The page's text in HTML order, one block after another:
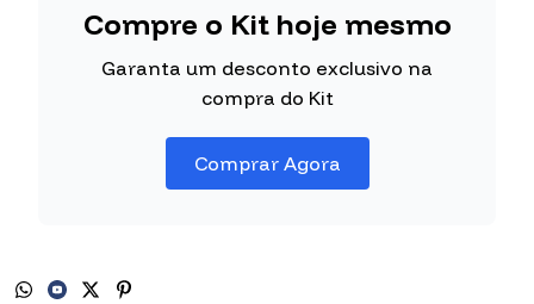
Compre o Kit hoje mesmo
Garanta um desconto exclusivo na
compra do Kit
Comprar Agora